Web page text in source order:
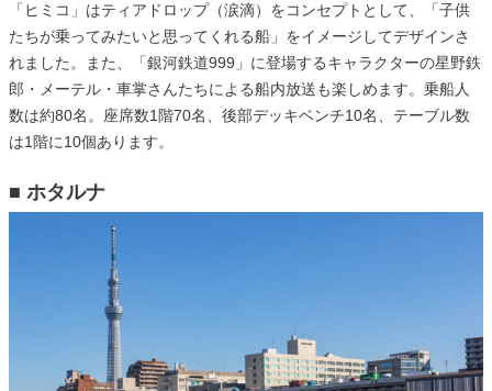
「ヒミコ」はティアドロップ（涙滴）をコンセプトとして、「子供
たちが乗ってみたいと思ってくれる船」をイメージしてデザインさ
れました。また、「銀河鉄道999」に登場するキャラクターの星野鉄
郎・メーテル・車掌さんたちによる船内放送も楽しめます。乗船人
数は約80名。座席数1階70名、後部デッキベンチ10名、テーブル数
は1階に10個あります。
■ ホタルナ